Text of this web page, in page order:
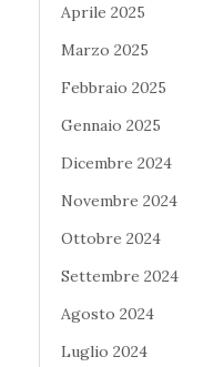
Aprile 2025
Marzo 2025
Febbraio 2025
Gennaio 2025
Dicembre 2024
Novembre 2024
Ottobre 2024
Settembre 2024
Agosto 2024
Luglio 2024